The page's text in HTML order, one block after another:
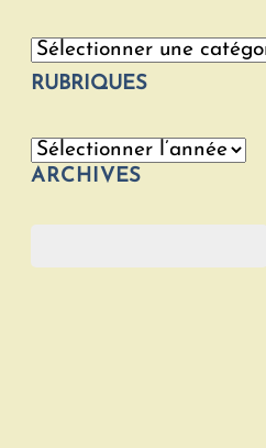
Catégories
RUBRIQUES
Archives
ARCHIVES